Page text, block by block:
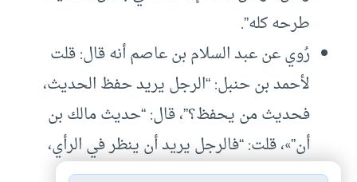
طرحه كله”.
رُوي عن عبد السلام بن عاصم أنه قال: قلت
لأحمد بن حنبل: “الرجل يريد حفظ الحديث،
فحديث من يحفظ؟”، قال: “حديث مالك بن
أن”»، قلت: “فالرجل يريد أن ينظر في الرأي،
فبرأي من؟”، قال: “فرأي مالك بن أنس.